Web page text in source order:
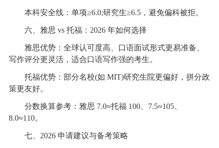
本科安全线：单项≥6.0;研究生≥6.5，避免偏科被拒。
六、雅思 vs 托福：2026 年如何选择
雅思优势：全球认可度高、口语面试形式更易准备、
写作评分更灵活，适合口语写作强的考生。
托福优势：部分名校(如 MIT)研究生院更偏好，拼分政
策更友好。
分数换算参考：雅思 7.0≈托福 100、7.5≈105、
8.0≈110。
七、2026 申请建议与备考策略